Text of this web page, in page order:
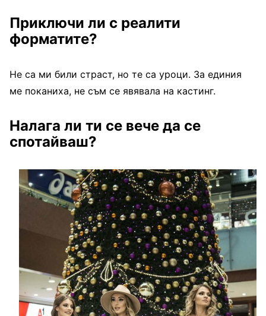
Приключи ли с реалити
форматите?
Не са ми били страст, но те са уроци. За единия
ме поканиха, не съм се явявала на кастинг.
Налага ли ти се вече да се
спотайваш?